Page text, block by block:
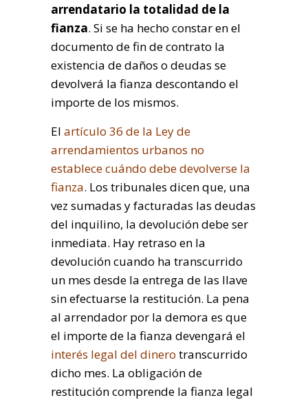
arrendatario la totalidad de la
fianza. Si se ha hecho constar en el
documento de fin de contrato la
existencia de daños o deudas se
devolverá la fianza descontando el
importe de los mismos.
El artículo 36 de la Ley de
arrendamientos urbanos no
establece cuándo debe devolverse la
fianza. Los tribunales dicen que, una
vez sumadas y facturadas las deudas
del inquilino, la devolución debe ser
inmediata. Hay retraso en la
devolución cuando ha transcurrido
un mes desde la entrega de las llave
sin efectuarse la restitución. La pena
al arrendador por la demora es que
el importe de la fianza devengará el
interés legal del dinero transcurrido
dicho mes. La obligación de
restitución comprende la fianza legal